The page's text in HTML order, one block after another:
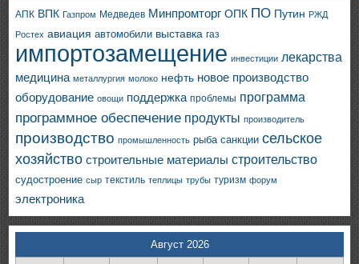
АПК ВПК Газпром Медведев Минпромторг ОПК ПО Путин РЖД
Ростех авиация автомобили выставка газ
импортозамещение инвестиции лекарства
медицина металлургия молоко нефть новое производство
оборудование овощи поддержка проблемы программа
программное обеспечение продукты производитель
производство промышленность рыба санкции сельское
хозяйство строительные материалы строительство
судостроение сыр текстиль теплицы трубы туризм форум
электроника
Август 2026